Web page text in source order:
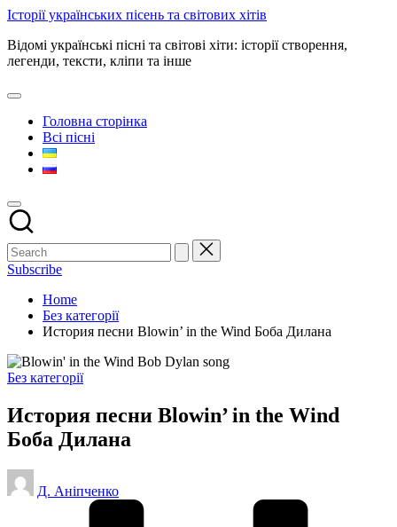
Skip
content
Історії українських пісень та світових хітів
Відомі українські пісні та світові хіти: історії створення,
легенди, тексти, кліпи та інше
Головна сторінка
Всі пісні
Subscribe
Home
Без категорії
История песни Blowin’ in the Wind Боба Дилана
Posted
Без категорії
История песни Blowin’ in the Wind
Боба Дилана
Posted
by
Д. Аніпченко